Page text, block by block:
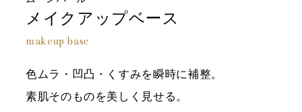
メイクアップベース
makeup base
色ムラ・凹凸・くすみを瞬時に補整。
素肌そのものを美しく見せる。